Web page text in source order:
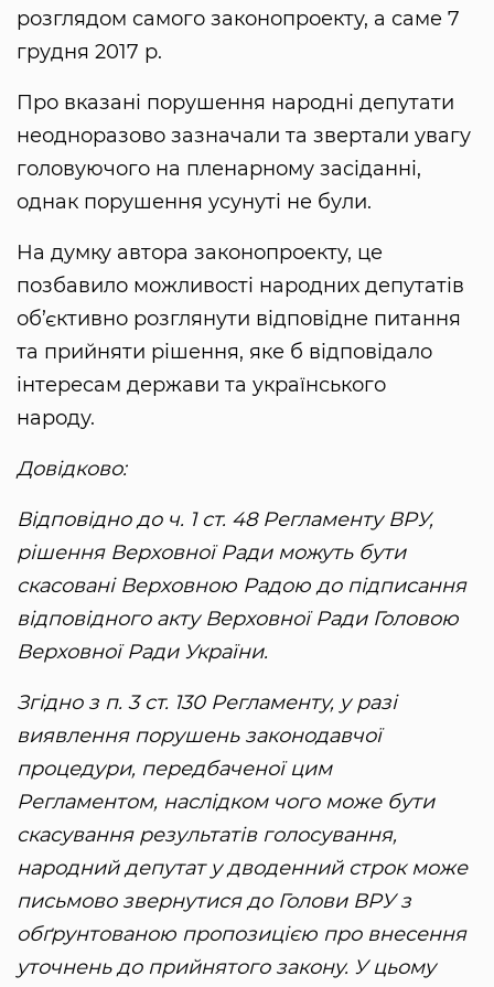
розглядом самого законопроекту, а саме 7
грудня 2017 р.
Про вказані порушення народні депутати
неодноразово зазначали та звертали увагу
головуючого на пленарному засіданні,
однак порушення усунуті не були.
На думку автора законопроекту, це
позбавило можливості народних депутатів
об’єктивно розглянути відповідне питання
та прийняти рішення, яке б відповідало
інтересам держави та українського
народу.
Довідково:
Відповідно до ч. 1 ст. 48 Регламенту ВРУ,
рішення Верховної Ради можуть бути
скасовані Верховною Радою до підписання
відповідного акту Верховної Ради Головою
Верховної Ради України.
Згідно з п. 3 ст. 130 Регламенту, у разі
виявлення порушень законодавчої
процедури, передбаченої цим
Регламентом, наслідком чого може бути
скасування результатів голосування,
народний депутат у дводенний строк може
письмово звернутися до Голови ВРУ з
обґрунтованою пропозицією про внесення
уточнень до прийнятого закону. У цьому